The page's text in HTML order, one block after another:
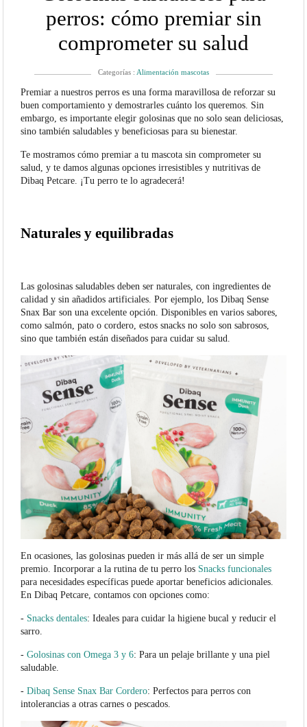
perros: cómo premiar sin
comprometer su salud
Categorías : Alimentación mascotas
Premiar a nuestros perros es una forma maravillosa de reforzar su
buen comportamiento y demostrarles cuánto los queremos. Sin
embargo, es importante elegir golosinas que no solo sean deliciosas,
sino también saludables y beneficiosas para su bienestar.
Te mostramos cómo premiar a tu mascota sin comprometer su
salud, y te damos algunas opciones irresistibles y nutritivas de
Dibaq Petcare. ¡Tu perro te lo agradecerá!
Naturales y equilibradas
Las golosinas saludables deben ser naturales, con ingredientes de
calidad y sin añadidos artificiales. Por ejemplo, los Dibaq Sense
Snax Bar son una excelente opción. Disponibles en varios sabores,
como salmón, pato o cordero, estos snacks no solo son sabrosos,
sino que también están diseñados para cuidar su salud.
En ocasiones, las golosinas pueden ir más allá de ser un simple
premio. Incorporar a la rutina de tu perro los Snacks funcionales
para necesidades específicas puede aportar beneficios adicionales.
En Dibaq Petcare, contamos con opciones como:
- Snacks dentales: Ideales para cuidar la higiene bucal y reducir el
sarro.
-Golosinas con Omega 3 y 6: Para un pelaje brillante y una piel
saludable.
-Dibaq Sense Snax Bar Cordero: Perfectos para perros con
intolerancias a otras carnes o pescados.